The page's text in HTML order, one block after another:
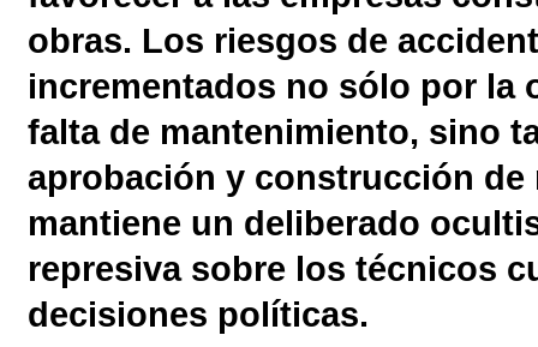
obras. Los riesgos de
incrementados no sólo por la
falta de mantenimiento, sino
aprobación y construcción de
mantiene un deliberado
represiva sobre los técnicos
decisiones políticas.